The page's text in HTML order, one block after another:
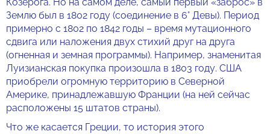
Землю был в 1802 году (соединение в 6° Девы). Период
примерно с 1802 по 1842 годы – время мутационного
сдвига или наложения двух стихий друг на друга
(огненная и земная программы). Например, знаменитая
Луизианская покупка произошла в 1803 году. США
приобрели огромную территорию в Северной
Америке, принадлежавшую Франции (на ней сейчас
расположены 15 штатов страны).
Что же касается Греции, то история этого